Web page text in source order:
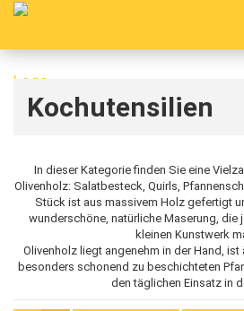
Kochutensilien
In dieser Kategorie finden Sie eine
Olivenholz: Salatbesteck, Quirls,
Stück ist aus massivem Holz gefertigt
wunderschöne, natürliche Maserung, die
kleinen Kunstwerk
Olivenholz liegt angenehm in der Hand,
besonders schonend zu beschichteten
den täglichen Einsatz in